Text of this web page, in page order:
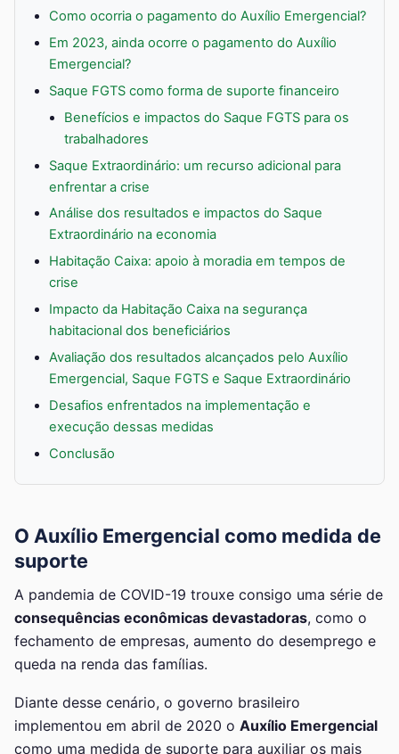
Como ocorria o pagamento do Auxílio Emergencial?
Em 2023, ainda ocorre o pagamento do Auxílio
Emergencial?
Saque FGTS como forma de suporte financeiro
Benefícios e impactos do Saque FGTS para os
trabalhadores
Saque Extraordinário: um recurso adicional para
enfrentar a crise
Análise dos resultados e impactos do Saque
Extraordinário na economia
Habitação Caixa: apoio à moradia em tempos de
crise
Impacto da Habitação Caixa na segurança
habitacional dos beneficiários
Avaliação dos resultados alcançados pelo Auxílio
Emergencial, Saque FGTS e Saque Extraordinário
Desafios enfrentados na implementação e
execução dessas medidas
Conclusão
O Auxílio Emergencial como medida de
suporte
A pandemia de COVID-19 trouxe consigo uma série de
consequências econômicas devastadoras, como o
fechamento de empresas, aumento do desemprego e
queda na renda das famílias.
Diante desse cenário, o governo brasileiro
implementou em abril de 2020 o Auxílio Emergencial
como uma medida de suporte para auxiliar os mais